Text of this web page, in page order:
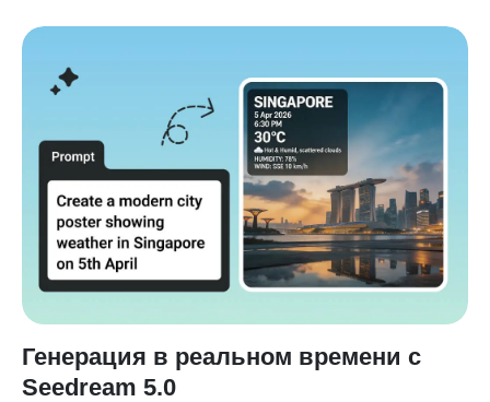
Генерация в реальном времени с
Seedream 5.0